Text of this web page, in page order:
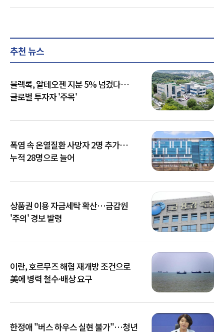
추천 뉴스
블랙록, 알테오젠 지분 5% 넘겼다…
글로벌 투자자 '주목'
폭염 속 온열질환 사망자 2명 추가…
누적 28명으로 늘어
상품권 이용 자금세탁 확산…금감원
'주의' 경보 발령
이란, 호르무즈 해협 재개방 조건으로
美에 병력 철수·배상 요구
한정애 "버스 하우스 실현 불가"…청년